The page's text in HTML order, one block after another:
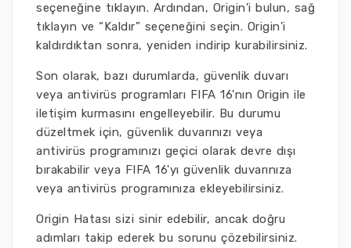
seçeneğine tıklayın. Ardından, Origin'i bulun, sağ
tıklayın ve “Kaldır” seçeneğini seçin. Origin'i
kaldırdıktan sonra, yeniden indirip kurabilirsiniz.
Son olarak, bazı durumlarda, güvenlik duvarı
veya antivirüs programları FIFA 16'nın Origin ile
iletişim kurmasını engelleyebilir. Bu durumu
düzeltmek için, güvenlik duvarınızı veya
antivirüs programınızı geçici olarak devre dışı
bırakabilir veya FIFA 16'yı güvenlik duvarınıza
veya antivirüs programınıza ekleyebilirsiniz.
Origin Hatası sizi sinir edebilir, ancak doğru
adımları takip ederek bu sorunu çözebilirsiniz.